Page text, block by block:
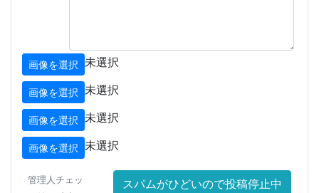
画像を選択 未選択
画像を選択 未選択
画像を選択 未選択
画像を選択 未選択
管理人チェッ
スパムがひどいので投稿停止中